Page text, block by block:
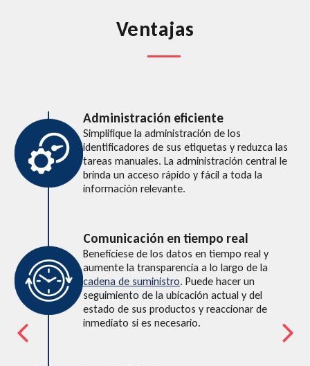
Ventajas
Administración eficiente
Simplifique la administración de los
identificadores de sus etiquetas y reduzca las
tareas manuales. La administración central le
brinda un acceso rápido y fácil a toda la
información relevante.
Comunicación en tiempo real
Benefíciese de los datos en tiempo real y
aumente la transparencia a lo largo de la
cadena de suministro. Puede hacer un
seguimiento de la ubicación actual y del
estado de sus productos y reaccionar de
inmediato si es necesario.